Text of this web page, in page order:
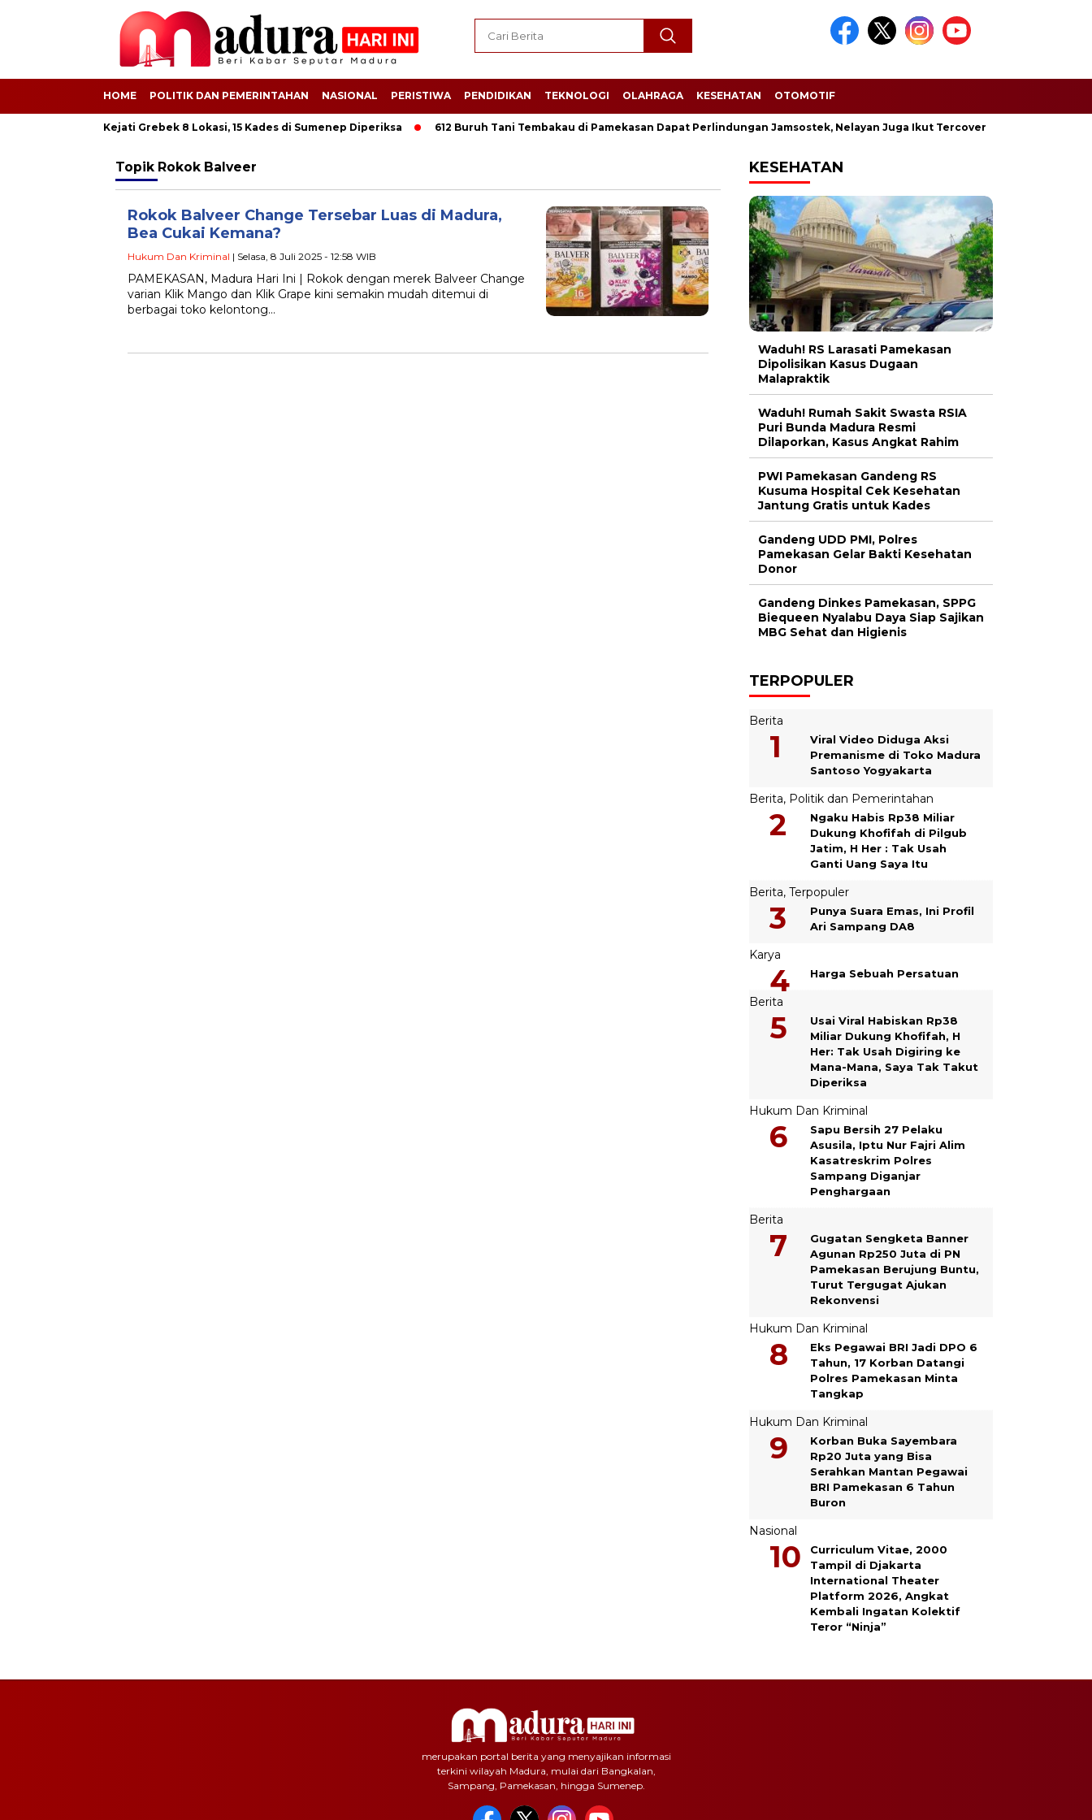
HOME POLITIK DAN PEMERINTAHAN NASIONAL PERISTIWA PENDIDIKAN TEKNOLOGI OLAHRAGA KESEHATAN OTOMOTIF
BSPS! Kejati Grebek 8 Lokasi, 15 Kades di Sumenep Diperiksa 612 Buruh Tani Tembakau di Pamekasan Dapat Perlindungan Jamsostek, Nelayan Juga Ikut Tercover
Topik Rokok Balveer
Rokok Balveer Change Tersebar Luas di Madura,
Bea Cukai Kemana?
Hukum Dan Kriminal | Selasa, 8 Juli 2025 - 12:58 WIB
PAMEKASAN, Madura Hari Ini | Rokok dengan merek Balveer Change
varian Klik Mango dan Klik Grape kini semakin mudah ditemui di
berbagai toko kelontong…
KESEHATAN
Waduh! RS Larasati Pamekasan
Dipolisikan Kasus Dugaan
Malapraktik
Waduh! Rumah Sakit Swasta RSIA
Puri Bunda Madura Resmi
Dilaporkan, Kasus Angkat Rahim
PWI Pamekasan Gandeng RS
Kusuma Hospital Cek Kesehatan
Jantung Gratis untuk Kades
Gandeng UDD PMI, Polres
Pamekasan Gelar Bakti Kesehatan
Donor
Gandeng Dinkes Pamekasan, SPPG
Biequeen Nyalabu Daya Siap Sajikan
MBG Sehat dan Higienis
TERPOPULER
Berita
Viral Video Diduga Aksi
Premanisme di Toko Madura
Santoso Yogyakarta
Berita, Politik dan Pemerintahan
Ngaku Habis Rp38 Miliar
Dukung Khofifah di Pilgub
Jatim, H Her : Tak Usah
Ganti Uang Saya Itu
Berita, Terpopuler
Punya Suara Emas, Ini Profil
Ari Sampang DA8
Karya
Harga Sebuah Persatuan
Berita
Usai Viral Habiskan Rp38
Miliar Dukung Khofifah, H
Her: Tak Usah Digiring ke
Mana-Mana, Saya Tak Takut
Diperiksa
Hukum Dan Kriminal
Sapu Bersih 27 Pelaku
Asusila, Iptu Nur Fajri Alim
Kasatreskrim Polres
Sampang Diganjar
Penghargaan
Berita
Gugatan Sengketa Banner
Agunan Rp250 Juta di PN
Pamekasan Berujung Buntu,
Turut Tergugat Ajukan
Rekonvensi
Hukum Dan Kriminal
Eks Pegawai BRI Jadi DPO 6
Tahun, 17 Korban Datangi
Polres Pamekasan Minta
Tangkap
Hukum Dan Kriminal
Korban Buka Sayembara
Rp20 Juta yang Bisa
Serahkan Mantan Pegawai
BRI Pamekasan 6 Tahun
Buron
Nasional
Curriculum Vitae, 2000
Tampil di Djakarta
International Theater
Platform 2026, Angkat
Kembali Ingatan Kolektif
Teror “Ninja”
merupakan portal berita yang menyajikan informasi
terkini wilayah Madura, mulai dari Bangkalan,
Sampang, Pamekasan, hingga Sumenep.